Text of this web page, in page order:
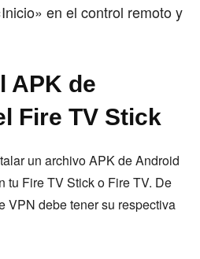
en el control remoto y
APK de
Fire TV Stick
un archivo APK de Android
tu Fire TV Stick o Fire TV. De
VPN debe tener su respectiva